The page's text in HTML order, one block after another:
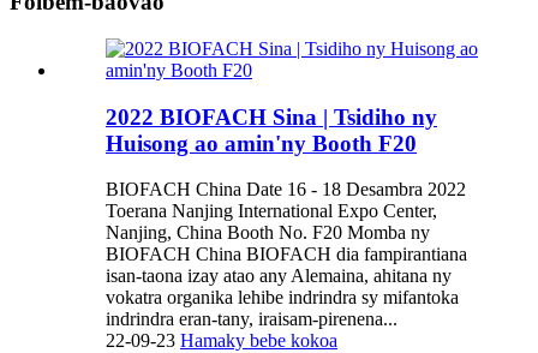
2022 BIOFACH Sina | Tsidiho ny
Huisong ao amin'ny Booth F20
BIOFACH China Date 16 - 18 Desambra 2022
Toerana Nanjing International Expo Center,
Nanjing, China Booth No. F20 Momba ny
BIOFACH China BIOFACH dia fampirantiana
isan-taona izay atao any Alemaina, ahitana ny
vokatra organika lehibe indrindra sy mifantoka
indrindra eran-tany, iraisam-pirenena...
22-09-23 Hamaky bebe kokoa